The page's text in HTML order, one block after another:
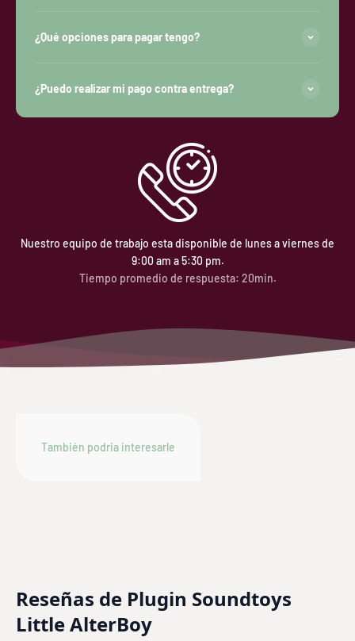
¿Qué opciones para pagar tengo?
¿Puedo realizar mi pago contra entrega?
Nuestro equipo de trabajo esta disponible de lunes a viernes de
9:00 am a 5:30 pm.
Tiempo promedio de respuesta: 20min.